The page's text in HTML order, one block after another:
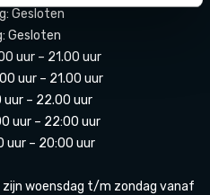
Gesloten
Gesloten
uur – 21.00 uur
uur – 21.00 uur
uur – 22.00 uur
uur – 22:00 uur
uur – 20:00 uur
woensdag t/m zondag vanaf